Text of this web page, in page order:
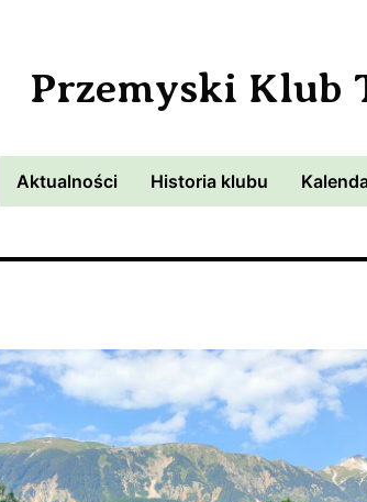
Przemyski Klub
Aktualności Historia klubu